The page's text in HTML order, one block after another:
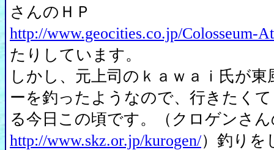
さんのＨＰ
http://www.geocities.co.jp/Colosseum-
たりしています。
しかし、元上司のｋａｗａｉ氏が
ーを釣ったようなので、行きたく
る今日この頃です。（クロゲンさ
http://www.skz.or.jp/kurogen/）釣りを